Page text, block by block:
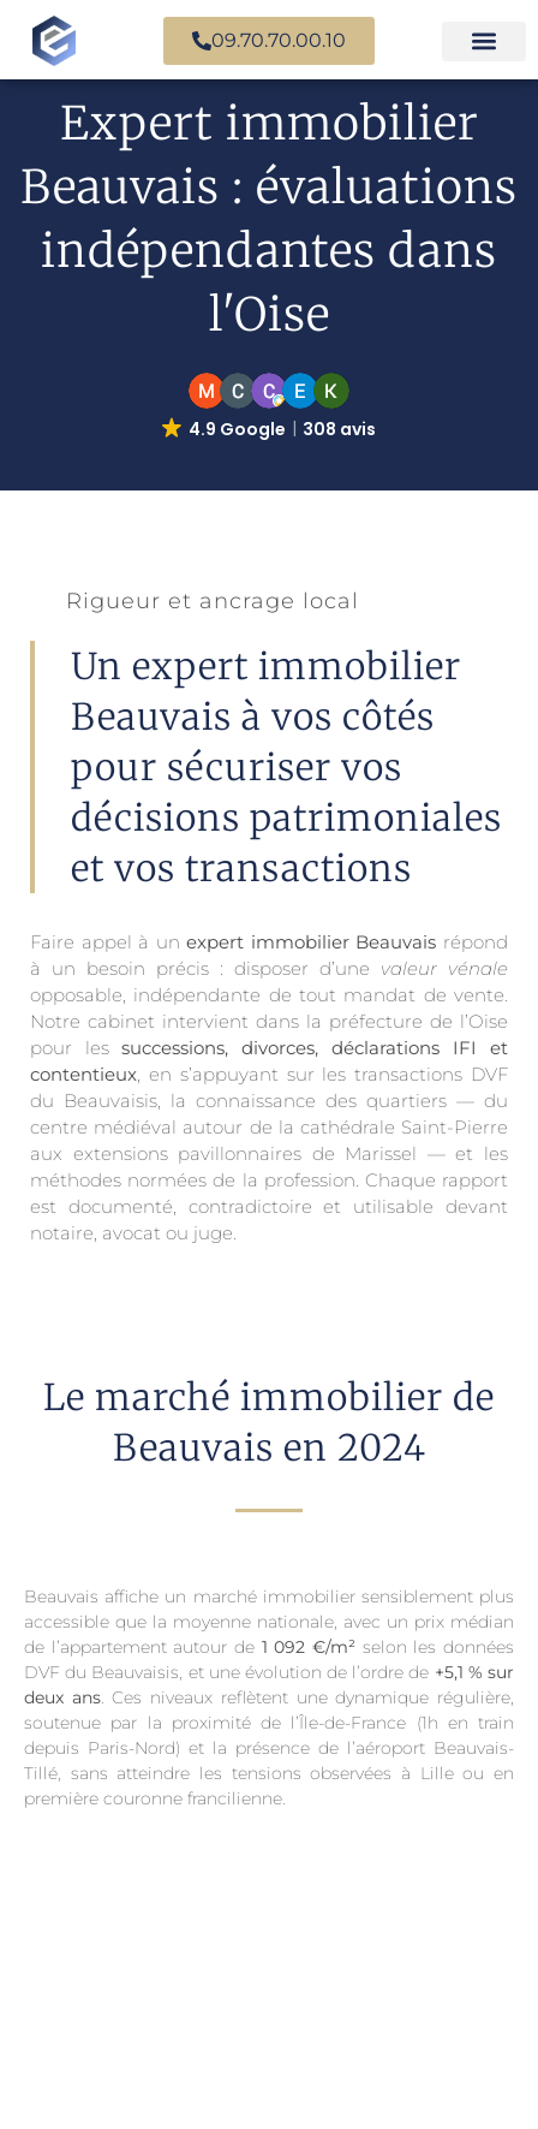
09.70.70.00.10
Expert immobilier
Beauvais : évaluations
indépendantes dans
l'Oise
4.9 Google 308 avis
Rigueur et ancrage local
Un expert immobilier
Beauvais à vos côtés
pour sécuriser vos
décisions patrimoniales
et vos transactions
Faire appel à un expert immobilier Beauvais répond
à un besoin précis : disposer d’une valeur vénale
opposable, indépendante de tout mandat de vente.
Notre cabinet intervient dans la préfecture de l’Oise
pour les successions, divorces, déclarations IFI et
contentieux, en s’appuyant sur les transactions DVF
du Beauvaisis, la connaissance des quartiers — du
centre médiéval autour de la cathédrale Saint-Pierre
aux extensions pavillonnaires de Marissel — et les
méthodes normées de la profession. Chaque rapport
est documenté, contradictoire et utilisable devant
notaire, avocat ou juge.
Le marché immobilier de
Beauvais en 2024
Beauvais affiche un marché immobilier sensiblement plus
accessible que la moyenne nationale, avec un prix médian
de l’appartement autour de 1 092 €/m² selon les données
DVF du Beauvaisis, et une évolution de l’ordre de +5,1 % sur
deux ans. Ces niveaux reflètent une dynamique régulière,
soutenue par la proximité de l’Île-de-France (1h en train
depuis Paris-Nord) et la présence de l’aéroport Beauvais-
Tillé, sans atteindre les tensions observées à Lille ou en
première couronne francilienne.